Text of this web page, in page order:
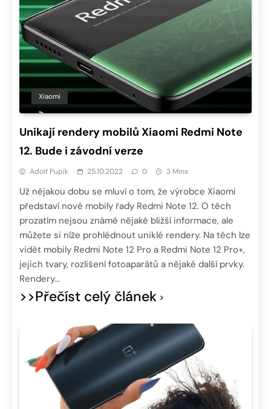
Xiaomi
Unikají rendery mobilů Xiaomi Redmi Note
12. Bude i závodní verze
Adolf Pupík 25.10.2022 0 3 Mins
Už nějakou dobu se mluví o tom, že výrobce Xiaomi
představí nové mobily řady Redmi Note 12. O těch
prozatím nejsou známé nějaké bližší informace, ale
můžete si níže prohlédnout uniklé rendery. Na těch lze
vidět mobily Redmi Note 12 Pro a Redmi Note 12 Pro+,
jejich tvary, rozlišení fotoaparátů a nějaké další prvky.
Rendery…
>>Přečíst celý článek